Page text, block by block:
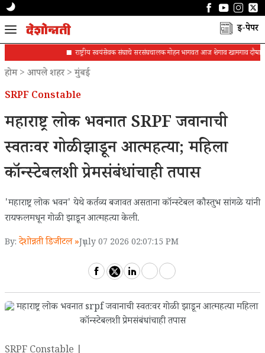
ई-पेपर
राष्ट्रीय स्वयंसेवक संघाचे सरसंघचालक मोहन भागवत आज शेगाव खामगाव दौऱ्यावर
होम> आपले शहर>मुंबई
SRPF Constable
महाराष्ट्र लोक भवनात SRPF जवानाची
स्वतःवर गोळी झाडून आत्महत्या; महिला
कॉन्स्टेबलशी प्रेमसंबंधांचाही तपास
'महाराष्ट्र लोक भवन' येथे कर्तव्य बजावत असताना कॉन्स्टेबल कौस्तुभ सांगळे यांनी
रायफलमधून गोळी झाडून आत्महत्या केली.
By: देशोन्नती डिजीटल »July 07 2026 02:07:15 PM